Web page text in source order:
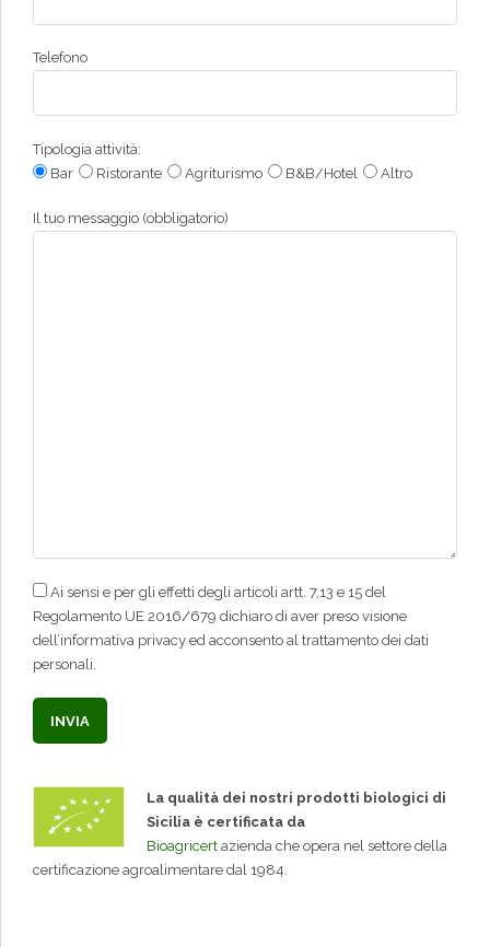
Telefono
Tipologia attività:
Bar
Ristorante Agriturismo B&B/Hotel Altro
Il tuo messaggio (obbligatorio)
Ai sensi e per gli effetti degli articoli artt. 7,13 e 15 del
Regolamento UE 2016/679 dichiaro di aver preso visione
dell’informativa privacy ed acconsento al trattamento dei dati
personali.
La qualità dei nostri prodotti biologici di
Sicilia è certificata da
Bioagricert azienda che opera nel settore della
certificazione agroalimentare dal 1984.